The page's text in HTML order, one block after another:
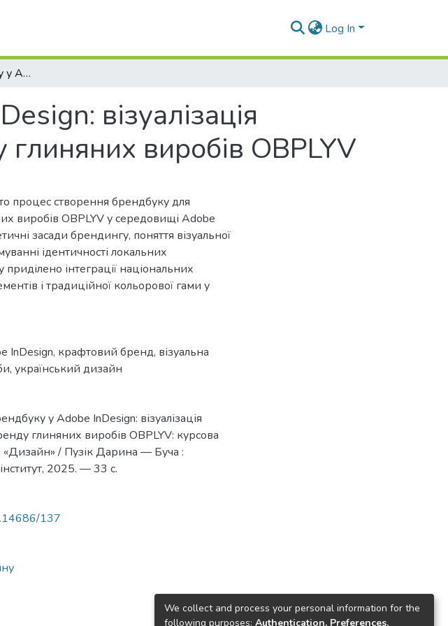
Log In
Розробка брендбуку у Adobe InDesign: візуалізація національної айдентики бренду глиняних виробів OBPLYV
візуалізація
виробів OBPLYV
процес створення брендбуку для
виробів OBPLYV у середовищі Adobe
засади брендингу, поняття візуальної
ідентичності локальних
інтеграції національних
і традиційної кольорової гами у
InDesign, крафтовий бренд, візуальна
, український дизайн
у Adobe InDesign: візуалізація
глиняних виробів OBPLYV: курсова
«Дизайн» / Пузік Дарина — Буча :
2025. — 33 с.
137
We collect and process your personal information for the
following purposes: Authentication, Preferences,